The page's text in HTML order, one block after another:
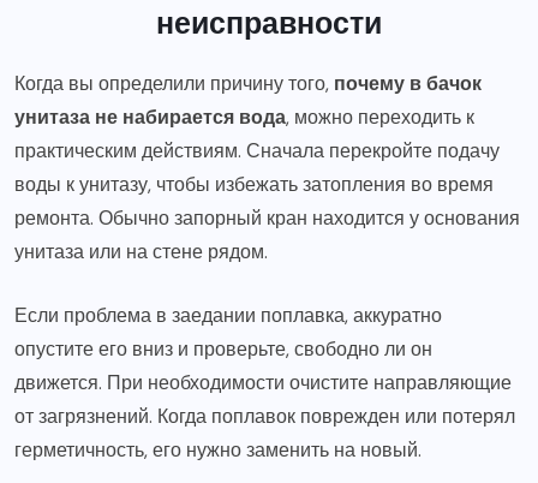
неисправности
Когда вы определили причину того, почему в бачок
унитаза не набирается вода, можно переходить к
практическим действиям. Сначала перекройте подачу
воды к унитазу, чтобы избежать затопления во время
ремонта. Обычно запорный кран находится у основания
унитаза или на стене рядом.
Если проблема в заедании поплавка, аккуратно
опустите его вниз и проверьте, свободно ли он
движется. При необходимости очистите направляющие
от загрязнений. Когда поплавок поврежден или потерял
герметичность, его нужно заменить на новый.